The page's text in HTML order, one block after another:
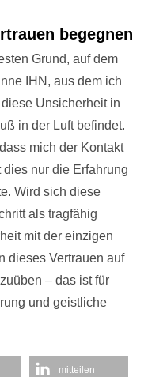
begegnen
Grund, auf dem
IHN, aus dem ich
Unsicherheit in
in der Luft befindet.
mich der Kontakt
nur die Erfahrung
Wird sich diese
als tragfähig
mit der einzigen
dieses Vertrauen auf
– das ist für
und geistliche
mitteilen